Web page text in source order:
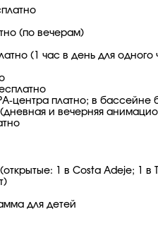
(по вечерам)
(1 час в день для одного
центра платно; в бассейне
и вечерняя
1 в Costa Adeje; 1 в
для детей